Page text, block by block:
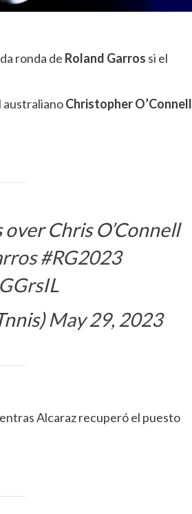
ronda de Roland Garros si el
australianoChristopher O’Connell
Chris O’Connell
#RG2023
May 29, 2023
Alcaraz recuperó el puesto